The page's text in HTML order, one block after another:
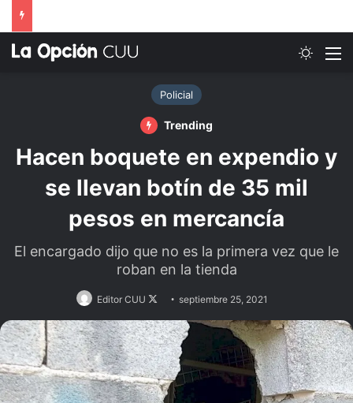
Policial
Trending
Hacen boquete en expendio y
se llevan botín de 35 mil
pesos en mercancía
El encargado dijo que no es la primera vez que le
roban en la tienda
Editor CUU
Follow
on
X
septiembre 25, 2021